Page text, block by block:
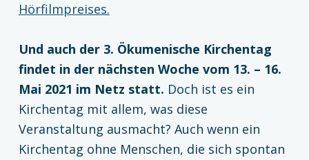
Hörfilmpreises.
Und auch der 3. Ökumenische Kirchentag
findet in der nächsten Woche vom 13. – 16.
Mai 2021 im Netz statt. Doch ist es ein
Kirchentag mit allem, was diese
Veranstaltung ausmacht? Auch wenn ein
Kirchentag ohne Menschen, die sich spontan